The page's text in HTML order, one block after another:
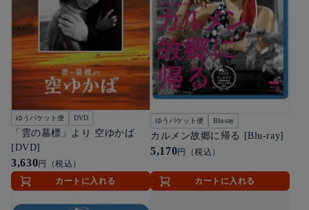
ゆうパケット便 DVD
「雲の墓標」より 空ゆかば
[DVD]
3,630円（税込）
カートに入れる
ゆうパケット便 Blu-ray
カルメン故郷に帰る [Blu-ray]
5,170円（税込）
カートに入れる